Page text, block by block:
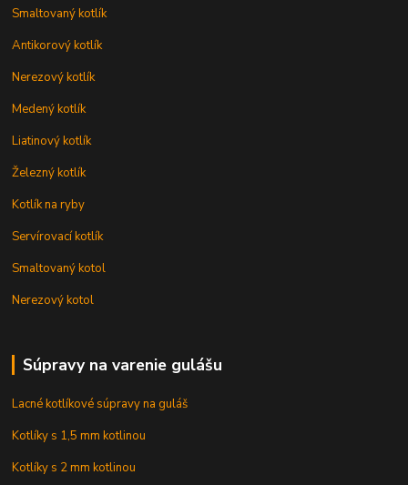
Smaltovaný kotlík
Antikorový kotlík
Nerezový kotlík
Medený kotlík
Liatinový kotlík
Železný kotlík
Kotlík na ryby
Servírovací kotlík
Smaltovaný kotol
Nerezový kotol
Súpravy na varenie gulášu
Lacné kotlíkové súpravy na guláš
Kotlíky s 1,5 mm kotlinou
Kotlíky s 2 mm kotlinou